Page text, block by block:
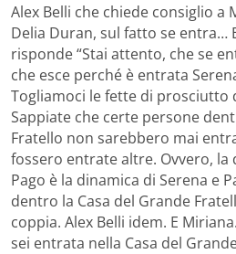
Alex Belli che chiede consiglio a
Delia Duran, sul fatto se entra…
risponde “Stai attento, che se
che esce perché è entrata
Togliamoci le fette di prosciutto
Sappiate che certe persone
Fratello non sarebbero mai
fossero entrate altre. Ovvero, la
Pago è la dinamica di Serena e
dentro la Casa del Grande
coppia. Alex Belli idem. E
sei entrata nella Casa del